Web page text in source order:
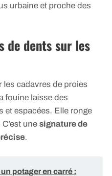
urbaine et proche des
de dents sur les
cadavres de proies
fouine laisse des
et espacées. Elle ronge
une signature de
.
un potager en carré :